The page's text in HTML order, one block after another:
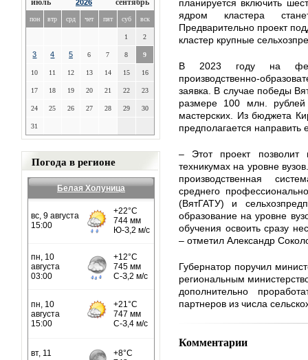
2026
пон втр срд чет пят суб вск
1 2
3 4 5 6 7 8 9
10 11 12 13 14 15 16
17 18 19 20 21 22 23
24 25 26 27 28 29 30
31
Погода в регионе
Белая Холуница
планируется включить
ядром кластера станет
Предварительно проект
кластер крупные
В 2023 году на
производственно-
заявка. В случае победы
размере 100 млн. рублей
мастерских. Из бюджета
предполагается
– Этот проект позволит
техникумах на уровне
производственная
среднего
(ВятГАТУ) и
образование на уровне
обучения освоить сразу
– отметил Александр
Губернатор поручил
региональным
дополнительно
партнеров из числа
Комментарии